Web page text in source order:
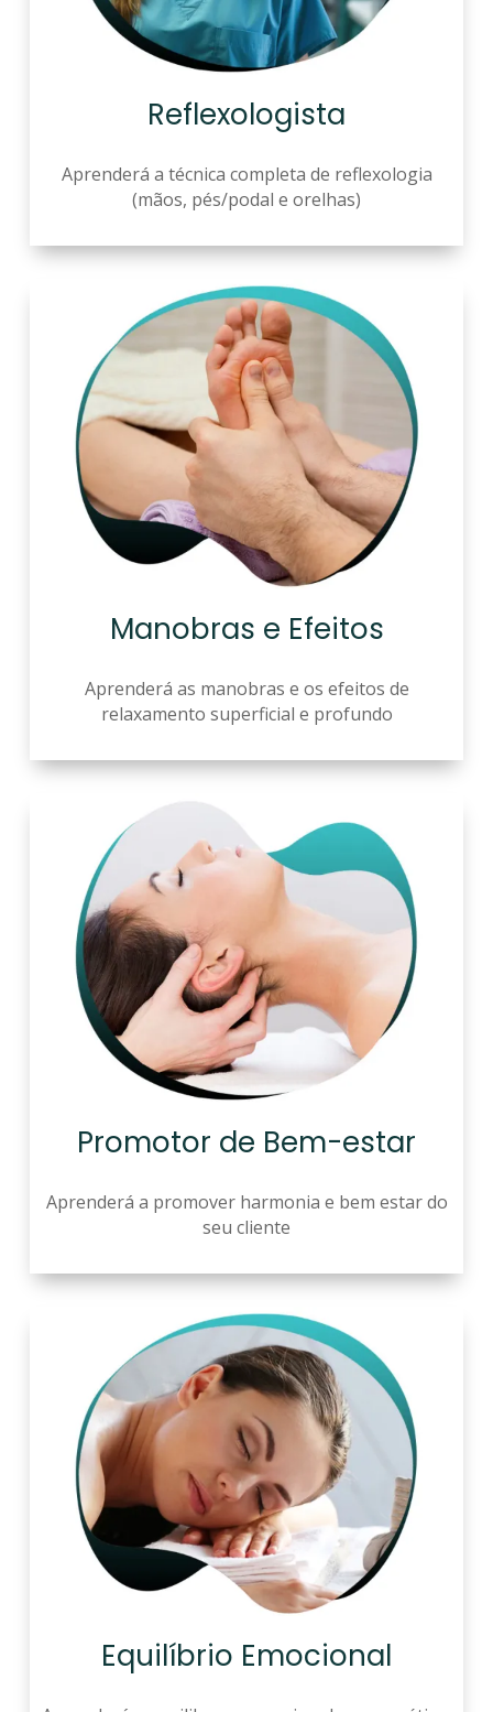
Reflexologista
Aprenderá a técnica completa de reflexologia
(mãos, pés/podal e orelhas)
Manobras e Efeitos
Aprenderá as manobras e os efeitos de
relaxamento superficial e profundo
Promotor de Bem-estar
Aprenderá a promover harmonia e bem estar do
seu cliente
Equilíbrio Emocional